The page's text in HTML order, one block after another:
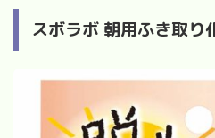
スボラボ 朝用ふき取り